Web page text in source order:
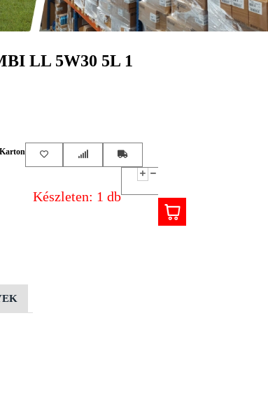
LL 5W30 5L 1
Készleten: 1 db